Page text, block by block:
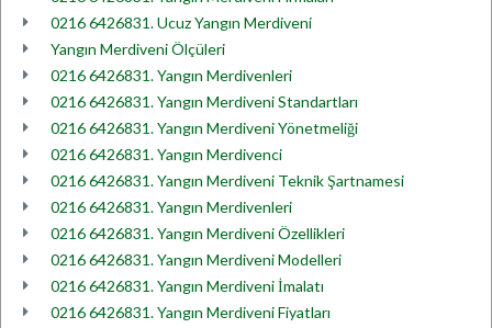
0216 6426831. Ucuz Yangın Merdiveni
Yangın Merdiveni Ölçüleri
0216 6426831. Yangın Merdivenleri
0216 6426831. Yangın Merdiveni Standartları
0216 6426831. Yangın Merdiveni Yönetmeliği
0216 6426831. Yangın Merdivenci
0216 6426831. Yangın Merdiveni Teknik Şartnamesi
0216 6426831. Yangın Merdivenleri
0216 6426831. Yangın Merdiveni Özellikleri
0216 6426831. Yangın Merdiveni Modelleri
0216 6426831. Yangın Merdiveni İmalatı
0216 6426831. Yangın Merdiveni Fiyatları